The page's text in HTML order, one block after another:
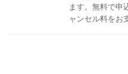
ます。無料で申
ャンセル料をお